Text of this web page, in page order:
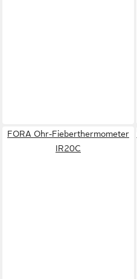
FORA Ohr-Fieberthermometer
IR20C